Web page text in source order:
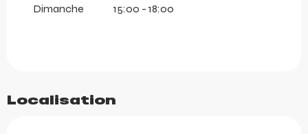
Dimanche 15:00 - 18:00
Localisation